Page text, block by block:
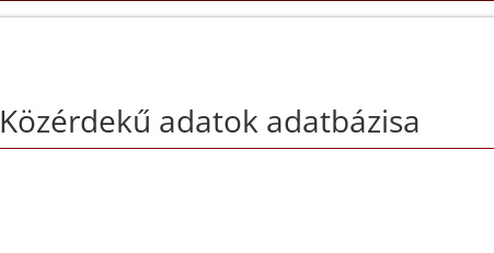
Közérdekű adatok adatbázisa